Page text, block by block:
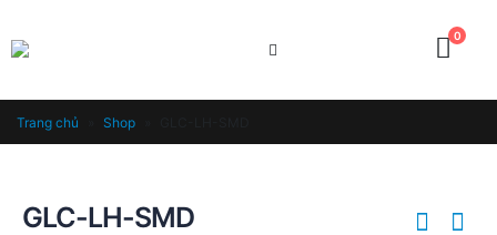
0
Trang chủ Shop
GLC-LH-SMD